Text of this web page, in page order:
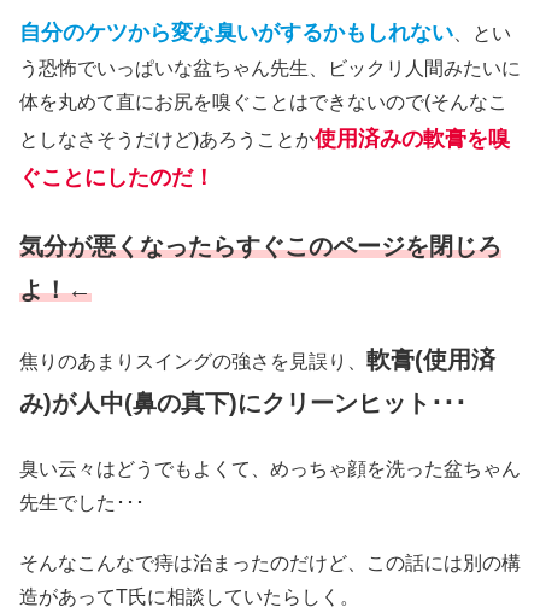
自分のケツから変な臭いがするかもしれない、とい
う恐怖でいっぱいな盆ちゃん先生、ビックリ人間みたいに
体を丸めて直にお尻を嗅ぐことはできないので(そんなこ
としなさそうだけど)あろうことか使用済みの軟膏を嗅
ぐことにしたのだ！
気分が悪くなったらすぐこのページを閉じろ
よ！←
焦りのあまりスイングの強さを見誤り、 軟膏(使用済
み)が人中(鼻の真下)にクリーンヒット･･･
臭い云々はどうでもよくて、めっちゃ顔を洗った盆ちゃん
先生でした･･･
そんなこんなで痔は治まったのだけど、この話には別の構
造があってT氏に相談していたらしく。